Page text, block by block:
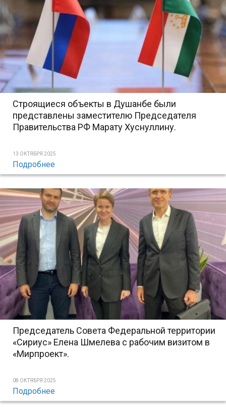
Строящиеся объекты в Душанбе были
представлены заместителю Председателя
Правительства РФ Марату Хуснуллину.
13 ОКТЯБРЯ 2025
Подробнее
Председатель Совета Федеральной территории
«Сириус» Елена Шмелева с рабочим визитом в
«Мирпроект».
08 ОКТЯБРЯ 2025
Подробнее